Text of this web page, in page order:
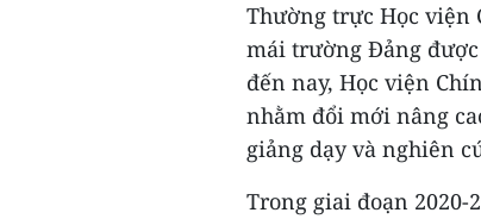
Thường trực Học viện
mái trường Đảng
đến nay, Học viện
nhằm đổi mới nâng
giảng dạy và nghiên
Trong giai đoạn 2020-